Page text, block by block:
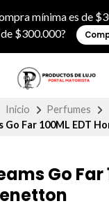
mínima es de
$300.000?
Inicio
Perfumes
Go Far 100ML EDT
Go Far